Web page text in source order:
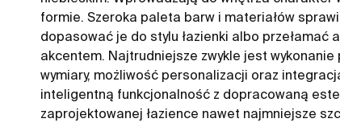
formie. Szeroka paleta barw i materiałów
dopasować je do stylu łazienki albo przełamać
akcentem. Najtrudniejsze zwykle jest
wymiary, możliwość personalizacji oraz
inteligentną funkcjonalność z dopracowaną
zaprojektowanej łazience nawet najmniejsze